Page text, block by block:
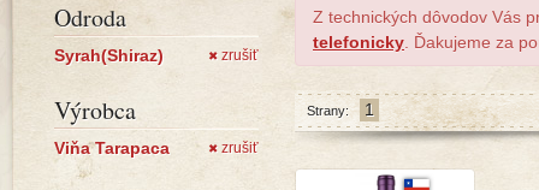
Odroda
Syrah(Shiraz) ✖ zrušiť
Výrobca
Viňa Tarapaca ✖ zrušiť
Z technických dôvodov Vás
telefonicky . Ďakujeme za
Strany: 1